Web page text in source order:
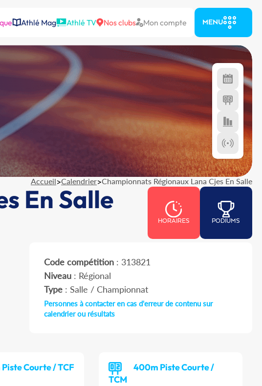
Athlé Mag Athlé TV Nos clubs Mon compte MENU
Accueil>Calendrier>Championnats Régionaux Lana Cjes En Salle
En Salle
HORAIRES PODIUMS
Code compétition: 313821
Niveau: Régional
Type: Salle / Championnat
Personnes à contacter en cas d'erreur de contenu sur
calendrier ou résultats
Courte / TCF
400m Piste Courte /
TCM